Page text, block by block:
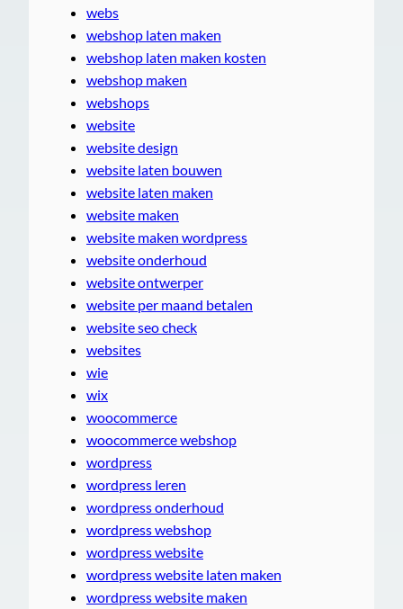
webs
webshop laten maken
webshop laten maken kosten
webshop maken
webshops
website
website design
website laten bouwen
website laten maken
website maken
website maken wordpress
website onderhoud
website ontwerper
website per maand betalen
website seo check
websites
wie
wix
woocommerce
woocommerce webshop
wordpress
wordpress leren
wordpress onderhoud
wordpress webshop
wordpress website
wordpress website laten maken
wordpress website maken